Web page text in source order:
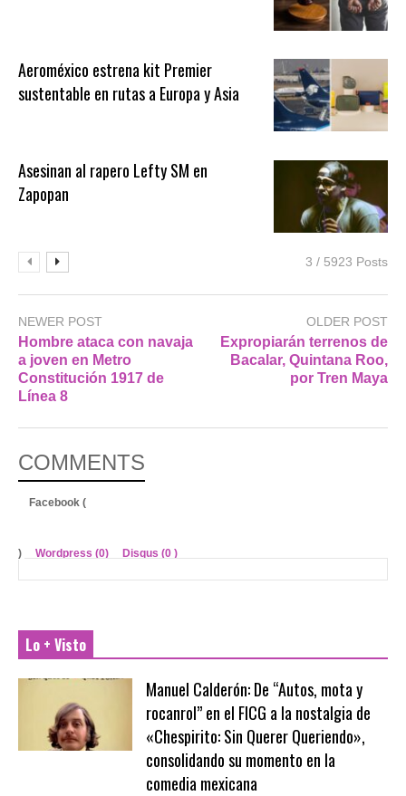
Aeroméxico estrena kit Premier
sustentable en rutas a Europa y Asia
Asesinan al rapero Lefty SM en
Zapopan
3 / 5923 Posts
NEWER POST
Hombre ataca con navaja
a joven en Metro
Constitución 1917 de
Línea 8
OLDER POST
Expropiarán terrenos de
Bacalar, Quintana Roo,
por Tren Maya
COMMENTS
Facebook (
) Wordpress (0) Disqus (0 )
Lo + Visto
Manuel Calderón: De “Autos, mota y
rocanrol” en el FICG a la nostalgia de
«Chespirito: Sin Querer Queriendo»,
consolidando su momento en la
comedia mexicana